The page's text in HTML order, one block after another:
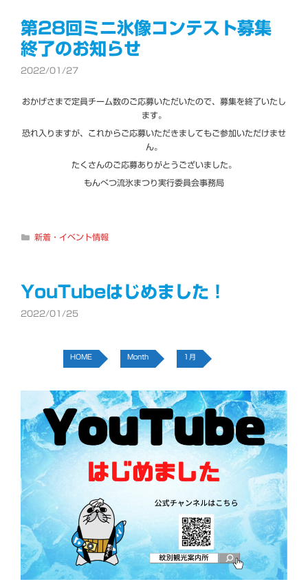
ー
第28回ミニ氷像コンテスト募集
終了のお知らせ
2022/01/27
おかげさまで定員チーム数のご応募いただいたので、募集を終了いたし
ます。
恐れ入りますが、これからご応募いただきましてもご参加いただけませ
ん。
たくさんのご応募ありがとうございました。
もんべつ流氷まつり実行委員会事務局
カ
ー
新着・イベント情報
YouTubeはじめました！
2022/01/25
HOME Month 1月